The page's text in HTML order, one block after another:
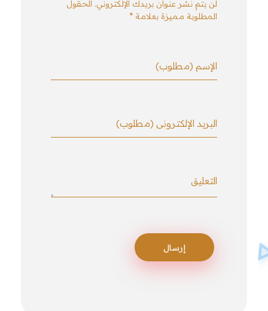
لن يتم نشر عنوان بريدك الإلكتروني. الحقول
المطلوبة مميزة بعلامة *